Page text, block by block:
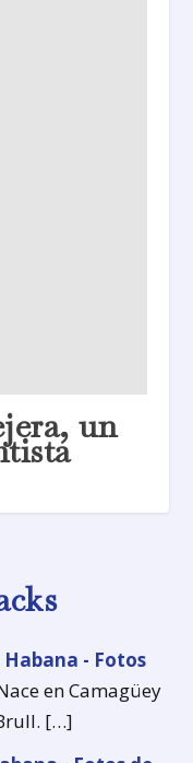
un
- Fotos
en Camagüey
[…]